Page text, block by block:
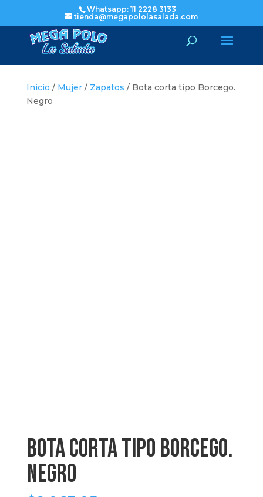
Whatsapp: 11 2228 3133
tienda@megapololasalada.com
Inicio / Mujer/ Zapatos / Bota corta tipo Borcego.
Negro
Bota corta tipo Borcego.
Negro